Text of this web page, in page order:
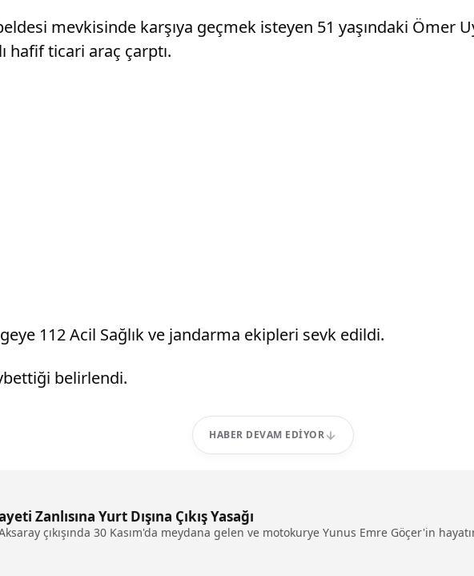
mevkisinde karşıya geçmek isteyen 51 yaşındaki Ömer
hafif ticari araç çarptı.
112 Acil Sağlık ve jandarma ekipleri sevk edildi.
belirlendi.
HABER DEVAM EDIYOR
Zanlısına Yurt Dışına Çıkış Yasağı
çıkışında 30 Kasım'da meydana gelen ve motokurye Yunus Emre Göçer'in